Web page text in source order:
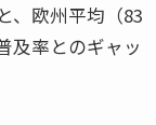
、欧州平均（83
及率とのギャッ